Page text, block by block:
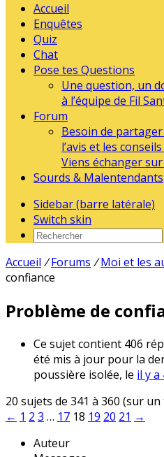
Accueil
Enquêtes
Quiz
Chat
Pose tes Questions
Une question, un
à l’équipe de Fil
Forum
Besoin de
l’avis et les
Viens échanger
Sourds & Malentendants
Sidebar (barre latérale)
Switch skin
Accueil / Forums / Moi et les
confiance
Problème de
Ce sujet contient 406
été mis à jour pour la
poussière isolée, le il y a
20 sujets de 341 à 360 (sur
← 1 2 3 … 17 18 19 20 21 →
Auteur